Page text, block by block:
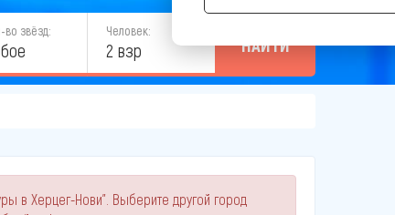
во звёзд: Человек:
2 взр НАЙТИ
в Херцег-Нови". Выберите другой город